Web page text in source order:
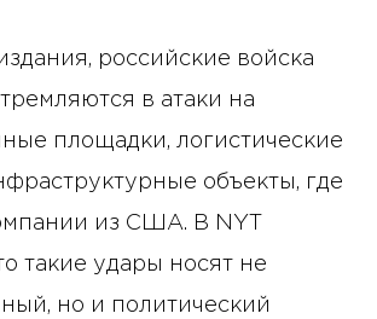
российские войска
в атаки на
площадки, логистические
объекты, где
из США. В NYT
такие удары носят не
но и политический